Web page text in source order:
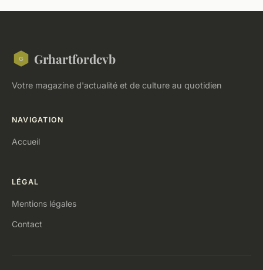
Grhartfordcvb
Votre magazine d'actualité et de culture au quotidien
NAVIGATION
Accueil
LÉGAL
Mentions légales
Contact